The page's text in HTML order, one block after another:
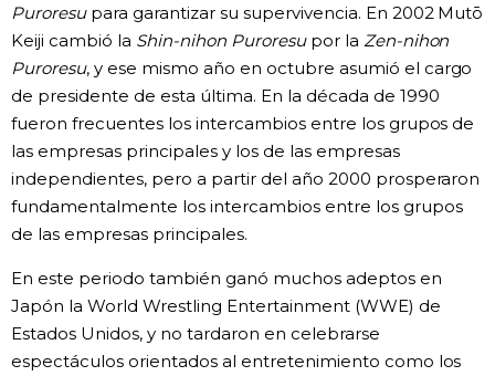
Puroresupara garantizar su supervivencia. En 2002 Mutō
Keiji cambió la Shin-nihon Puroresupor la Zen-nihon
Puroresu, y ese mismo año en octubre asumió el cargo
de presidente de esta última. En la década de 1990
fueron frecuentes los intercambios entre los grupos de
las empresas principales y los de las empresas
independientes, pero a partir del año 2000 prosperaron
fundamentalmente los intercambios entre los grupos
de las empresas principales.
En este periodo también ganó muchos adeptos en
Japón la World Wrestling Entertainment (WWE) de
Estados Unidos, y no tardaron en celebrarse
espectáculos orientados al entretenimiento como los